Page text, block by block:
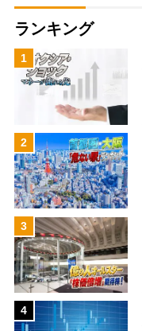
ランキング
1
2
3
4